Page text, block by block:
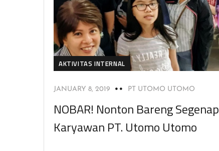
AKTIVITAS INTERNAL
JANUARY 8, 2019 PT UTOMO UTOMO
NOBAR! Nonton Bareng Segenap
Karyawan PT. Utomo Utomo